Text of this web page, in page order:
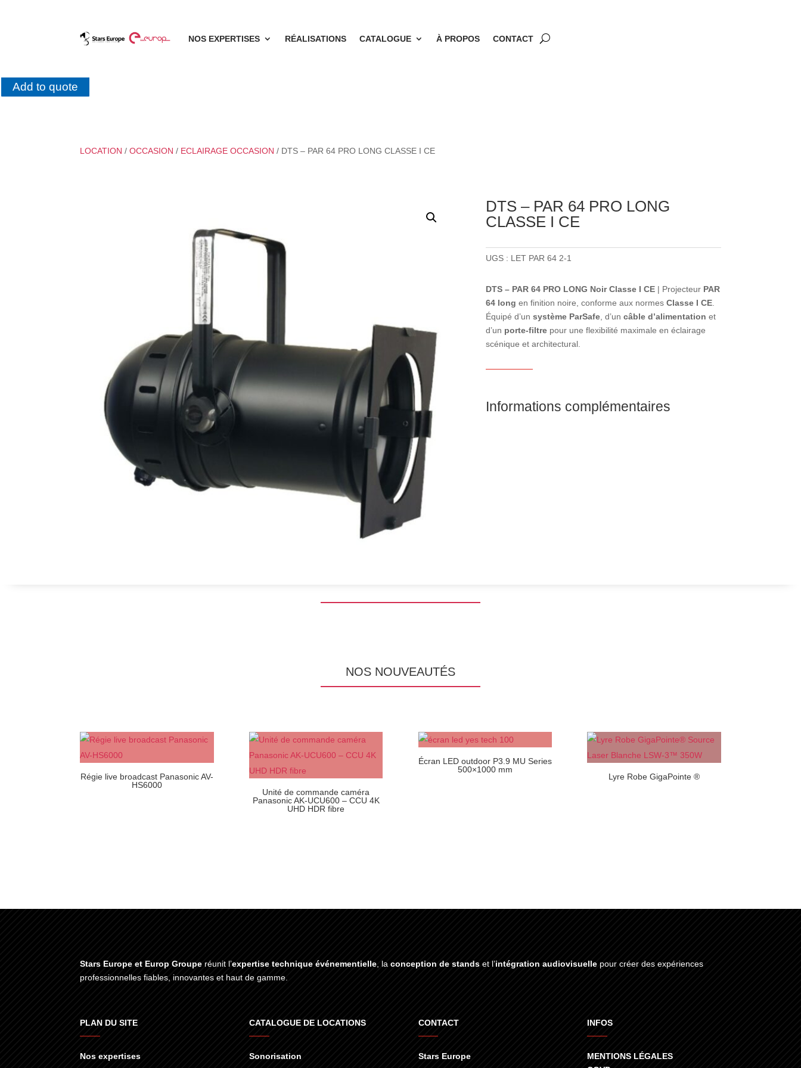
NOS EXPERTISES RÉALISATIONS CATALOGUE À PROPOS CONTACT
Add to quote
LOCATION /OCCASION / ECLAIRAGE OCCASION / DTS – PAR 64 PRO LONG CLASSE I CE
DTS – PAR 64 PRO LONG
CLASSE I CE
UGS : LET PAR 64 2-1
DTS – PAR 64 PRO LONG Noir Classe I CE| Projecteur PAR
64 long en finition noire, conforme aux normes Classe I CE.
Équipé d’un système ParSafe, d’un câble d’alimentation et
d’un porte-filtrepour une flexibilité maximale en éclairage
scénique et architectural.
Informations complémentaires
NOS NOUVEAUTÉS
Régie live broadcast Panasonic AV-
HS6000
Unité de commande caméra
Panasonic AK-UCU600 – CCU 4K
UHD HDR fibre
Écran LED outdoor P3.9 MU Series
500×1000 mm
Lyre Robe GigaPointe ®
Stars Europe et Europ Groupe réunit l’expertise technique événementielle , laconception de stands et l’intégration audiovisuelle pour créer des expériences
professionnelles fiables, innovantes et haut de gamme.
PLAN DU SITE
Nos expertises
CATALOGUE DE LOCATIONS
Sonorisation
CONTACT
Stars Europe
INFOS
MENTIONS LÉGALES